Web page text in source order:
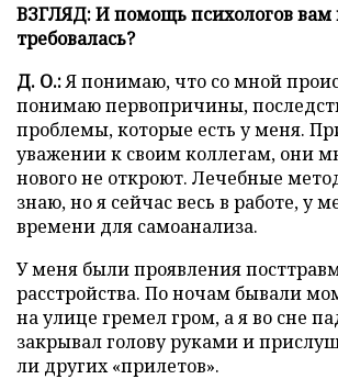
ВЗГЛЯД: И помощь психологов вам
требовалась?
Д. О.:Я понимаю, что со мной
понимаю первопричины,
проблемы, которые есть у меня.
уважении к своим коллегам, они
нового не откроют. Лечебные
знаю, но я сейчас весь в работе, у
времени для самоанализа.
У меня были проявления
расстройства. По ночам бывали
на улице гремел гром, а я во сне
закрывал голову руками и
ли других «прилетов».